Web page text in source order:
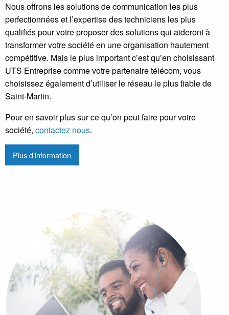
Nous offrons les solutions de communication les plus
perfectionnées et l’expertise des techniciens les plus
qualifiés pour votre proposer des solutions qui aideront à
transformer votre société en une organisation hautement
compétitive. Mais le plus important c’est qu’en choisissant
UTS Entreprise comme votre partenaire télécom, vous
choisissez également d’utiliser le réseau le plus fiable de
Saint-Martin.
Pour en savoir plus sur ce qu’on peut faire pour votre
société, contactez nous.
Plus d’information